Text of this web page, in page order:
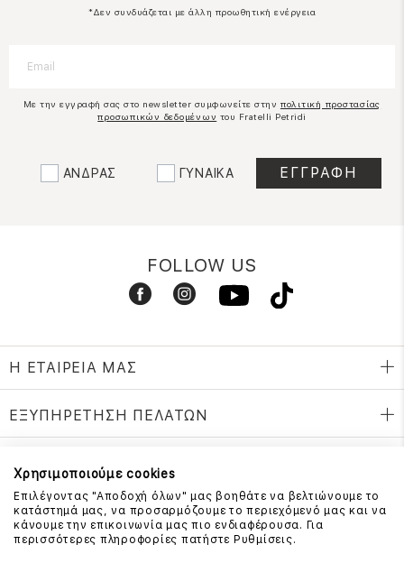
*Δεν συνδυάζεται με άλλη προωθητική ενέργεια
Με την εγγραφή σας στο newsletter συμφωνείτε στην πολιτική προστασίας
προσωπικών δεδομένων του Fratelli Petridi
ΑΝΔΡΑΣ ΓΥΝΑΙΚΑ
FOLLOW US
Η ΕΤΑΙΡΕΙΑ ΜΑΣ
ΕΞΥΠΗΡΕΤΗΣΗ ΠΕΛΑΤΩΝ
ΕΠΙΚΟΙΝΩΝΗΣΤΕ ΜΑΖΙ ΜΑΣ
210 999 4510
(Χρεώση μια αστική μονάδα από σταθερό)
Χρησιμοποιούμε cookies
Επιλέγοντας "Αποδοχή όλων" μας βοηθάτε να βελτιώνουμε το
κατάστημά μας, να προσαρμόζουμε το περιεχόμενό μας και να
κάνουμε την επικοινωνία μας πιο ενδιαφέρουσα. Για
περισσότερες πληροφορίες πατήστε Ρυθμίσεις.